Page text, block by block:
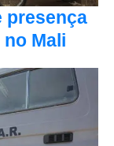
presença
Mali